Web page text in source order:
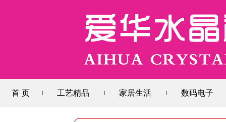
首 页 工艺精品 家居生活 数码电子